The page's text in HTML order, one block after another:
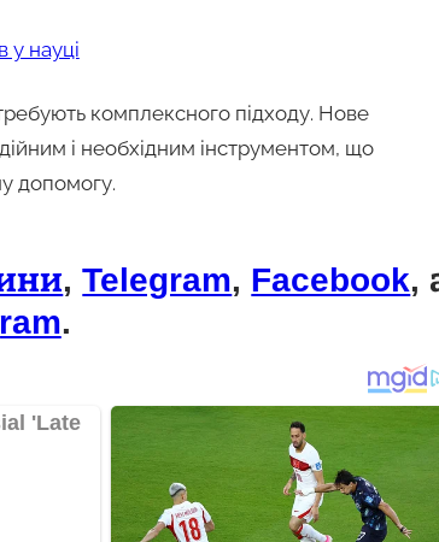
у науці
комплексного підходу. Нове
і необхідним інструментом, що
допомогу.
,Telegram, Facebook,
.